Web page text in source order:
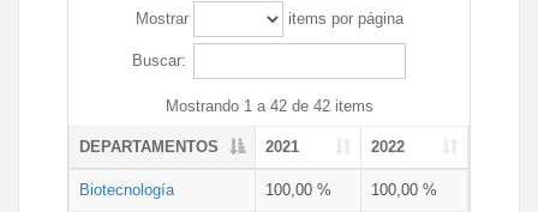
Mostrar items por página
Buscar:
Mostrando 1 a 42 de 42 items
DEPARTAMENTOS 2021 2022
Biotecnología 100,00 % 100,00 %